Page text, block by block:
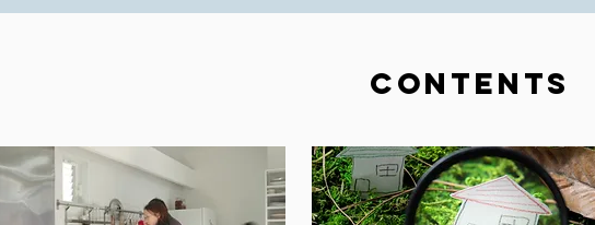
せんか？
CONTENTS